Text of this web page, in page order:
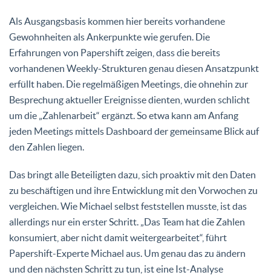
Als Ausgangsbasis kommen hier bereits vorhandene
Gewohnheiten als Ankerpunkte wie gerufen. Die
Erfahrungen von Papershift zeigen, dass die bereits
vorhandenen Weekly-Strukturen genau diesen Ansatzpunkt
erfüllt haben. Die regelmäßigen Meetings, die ohnehin zur
Besprechung aktueller Ereignisse dienten, wurden schlicht
um die „Zahlenarbeit“ ergänzt. So etwa kann am Anfang
jeden Meetings mittels Dashboard der gemeinsame Blick auf
den Zahlen liegen.
Das bringt alle Beteiligten dazu, sich proaktiv mit den Daten
zu beschäftigen und ihre Entwicklung mit den Vorwochen zu
vergleichen. Wie Michael selbst feststellen musste, ist das
allerdings nur ein erster Schritt. „Das Team hat die Zahlen
konsumiert, aber nicht damit weitergearbeitet“, führt
Papershift-Experte Michael aus. Um genau das zu ändern
und den nächsten Schritt zu tun, ist eine Ist-Analyse